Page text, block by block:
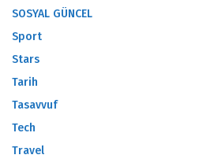
SOSYAL GÜNCEL
Sport
Stars
Tarih
Tasavvuf
Tech
Travel